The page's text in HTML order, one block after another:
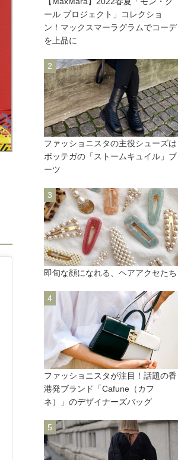
ール プロジェクト」コレクショ
ン！マックスマーラグラムでコーデ
を上品に
ファッショニスタの主役シューズは
ボッテガの「ストームキュイル」ブ
ーツ
即旬な顔になれる、ヘアアクセたち
ファッショニスタが注目！話題の香
港発ブランド「Cafune（カフ
ネ）」のデザイナーズバッグ